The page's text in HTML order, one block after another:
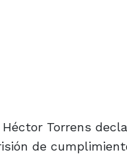
Torrens
de